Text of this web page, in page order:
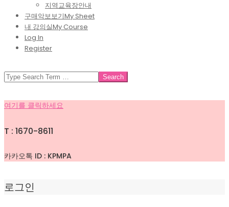
지역교육장안내
구매악보보기My Sheet
내 강의실My Course
Log In
Register
SEARCH
여기를 클릭하세요
T : 1670-8611
카카오톡 ID : KPMPA
로그인